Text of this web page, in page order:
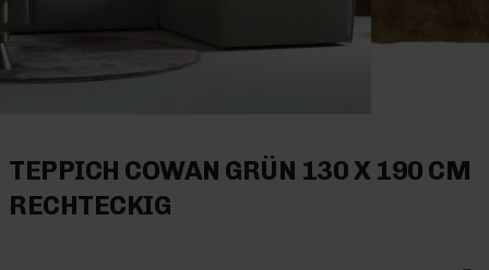
TEPPICH COWAN GRÜN 130 X 190 CM
RECHTECKIG